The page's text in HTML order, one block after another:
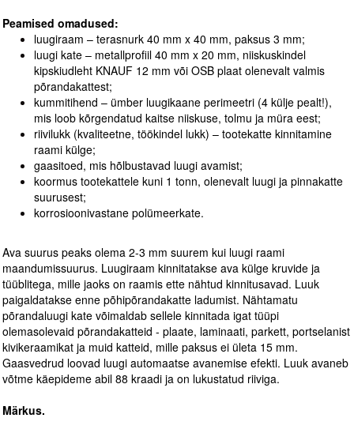
Peamised omadused:
luugiraam – terasnurk 40 mm x 40 mm, paksus 3 mm;
luugi kate – metallprofiil 40 mm x 20 mm, niiskuskindel
kipskiudleht KNAUF 12 mm või OSB plaat olenevalt valmis
põrandakattest;
kummitihend – ümber luugikaane perimeetri (4 külje pealt!),
mis loob kõrgendatud kaitse niiskuse, tolmu ja müra eest;
riivilukk (kvaliteetne, töökindel lukk) – tootekatte kinnitamine
raami külge;
gaasitoed, mis hõlbustavad luugi avamist;
koormus tootekattele kuni 1 tonn, olenevalt luugi ja pinnakatte
suurusest;
korrosioonivastane polümeerkate.
Ava suurus peaks olema 2-3 mm suurem kui luugi raami
maandumissuurus. Luugiraam kinnitatakse ava külge kruvide ja
tüüblitega, mille jaoks on raamis ette nähtud kinnitusavad. Luuk
paigaldatakse enne põhipõrandakatte ladumist. Nähtamatu
põrandaluugi kate võimaldab sellele kinnitada igat tüüpi
olemasolevaid põrandakatteid - plaate, laminaati, parkett, portselanist
kivikeraamikat ja muid katteid, mille paksus ei ületa 15 mm.
Gaasvedrud loovad luugi automaatse avanemise efekti. Luuk avaneb
võtme käepideme abil 88 kraadi ja on lukustatud riiviga.
Märkus.